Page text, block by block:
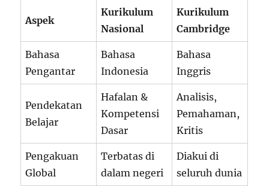
Aspek
Kurikulum
Nasional
Kurikulum
Cambridge
Bahasa
Pengantar
Bahasa
Indonesia
Bahasa
Inggris
Pendekatan
Belajar
Hafalan &
Kompetensi
Dasar
Analisis,
Pemahaman,
Kritis
Pengakuan
Global
Terbatas di
dalam negeri
Diakui di
seluruh dunia